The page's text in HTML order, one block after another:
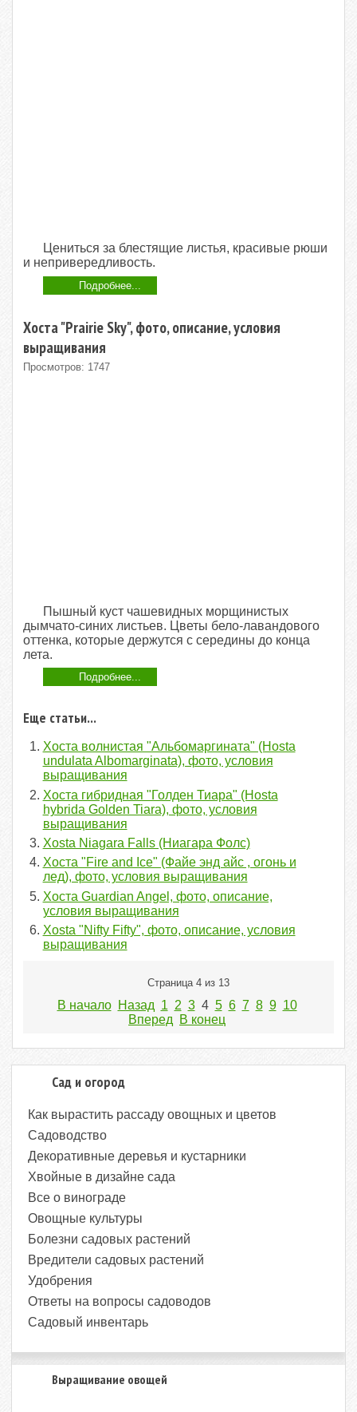
Цениться за блестящие листья, красивые рюши
и непривередливость.
Подробнее...
Хоста "Prairie Sky", фото, описание, условия
выращивания
Просмотров: 1747
Пышный куст чашевидных морщинистых
дымчато-синих листьев. Цветы бело-лавандового
оттенка, которые держутся с середины до конца
лета.
Подробнее...
Еще статьи...
Хоста волнистая "Альбомаргината" (Hosta
undulata Albomarginata), фото, условия
выращивания
Хоста гибридная "Голден Тиара" (Hosta
hybrida Golden Tiara), фото, условия
выращивания
Xosta Niagara Falls (Ниагара Фолс)
Хоста "Fire and Ice" (Файе энд айс , огонь и
лед), фото, условия выращивания
Хоста Guardian Angel, фото, описание,
условия выращивания
Xosta "Nifty Fifty", фото, описание, условия
выращивания
Страница 4 из 13
В начало Назад 1 2 3 4 5 6 7 8 9 10
Вперед
В конец
Сад и огород
Как вырастить рассаду овощных и цветов
Садоводство
Декоративные деревья и кустарники
Хвойные в дизайне сада
Все о винограде
Овощные культуры
Болезни садовых растений
Вредители садовых растений
Удобрения
Ответы на вопросы садоводов
Садовый инвентарь
Выращивание овощей